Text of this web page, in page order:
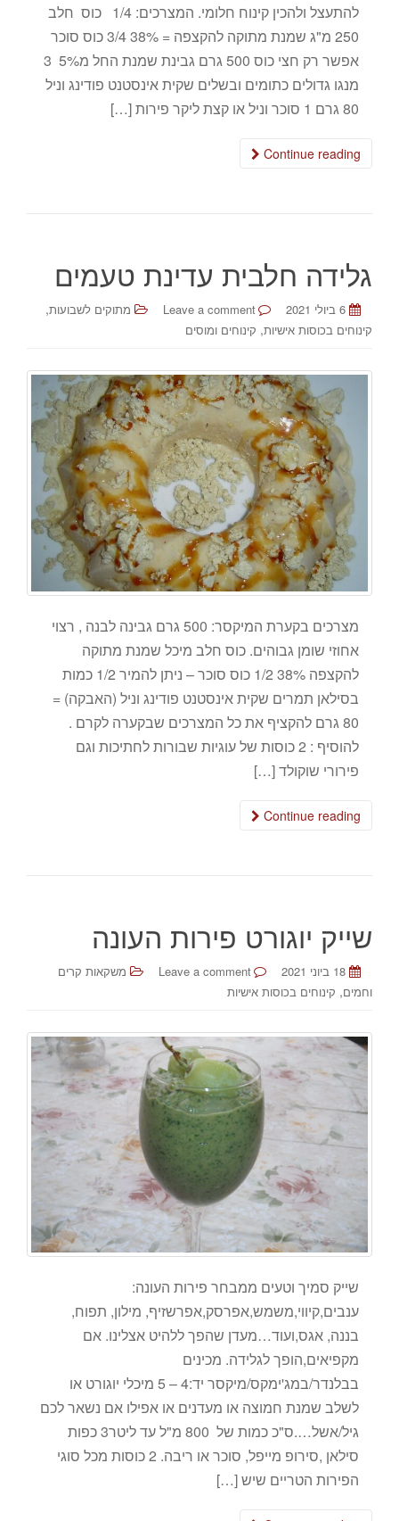
להתעצל ולהכין קינוח חלומי. המצרכים: 1/4 כוס חלב
250 מ"ג שמנת מתוקה להקצפה = 38% 3/4 כוס סוכר
אפשר רק חצי כוס 500 גרם גבינת שמנת החל מ5% 3
מנגו גדולים כתומים ובשלים שקית אינסטנט פודינג וניל
80 גרם 1 סוכר וניל או קצת ליקר פירות […]
Continue reading
גלידה חלבית עדינת טעמים
6 ביולי 2021 Leave a comment מתוקים לשבועות,
קינוחים בכוסות אישיות, קינוחים ומוסים
מצרכים בקערת המיקסר: 500 גרם גבינה לבנה , רצוי
אחוזי שומן גבוהים. כוס חלב מיכל שמנת מתוקה
להקצפה 38% 1/2 כוס סוכר – ניתן להמיר 1/2 כמות
בסילאן תמרים שקית אינסטנט פודינג וניל (האבקה) =
80 גרם להקציף את כל המצרכים שבקערה לקרם .
להוסיף : 2 כוסות של עוגיות שבורות לחתיכות וגם
פירורי שוקולד […]
Continue reading
שייק יוגורט פירות העונה
18 ביוני 2021 Leave a comment
משקאות קרים
וחמים, קינוחים בכוסות אישיות
שייק סמיך וטעים ממבחר פירות העונה:
ענבים,קיווי,משמש,אפרסק,אפרשזיף, מילון, תפוח,
בננה, אגס,ועוד…מעדן שהפך ללהיט אצלינו. אם
מקפיאים,הופך לגלידה. מכינים
בבלנדר/במג'ימקס/מיקסר יד:4 – 5 מיכלי יוגורט או
לשלב שמנת חמוצה או מעדנים או אפילו אם נשאר לכם
גיל/אשל….ס"כ כמות של 800 מ"ל עד ליטר3 כפות
סילאן ,סירופ מייפל, סוכר או ריבה. 2 כוסות מכל סוגי
הפירות הטריים שיש […]